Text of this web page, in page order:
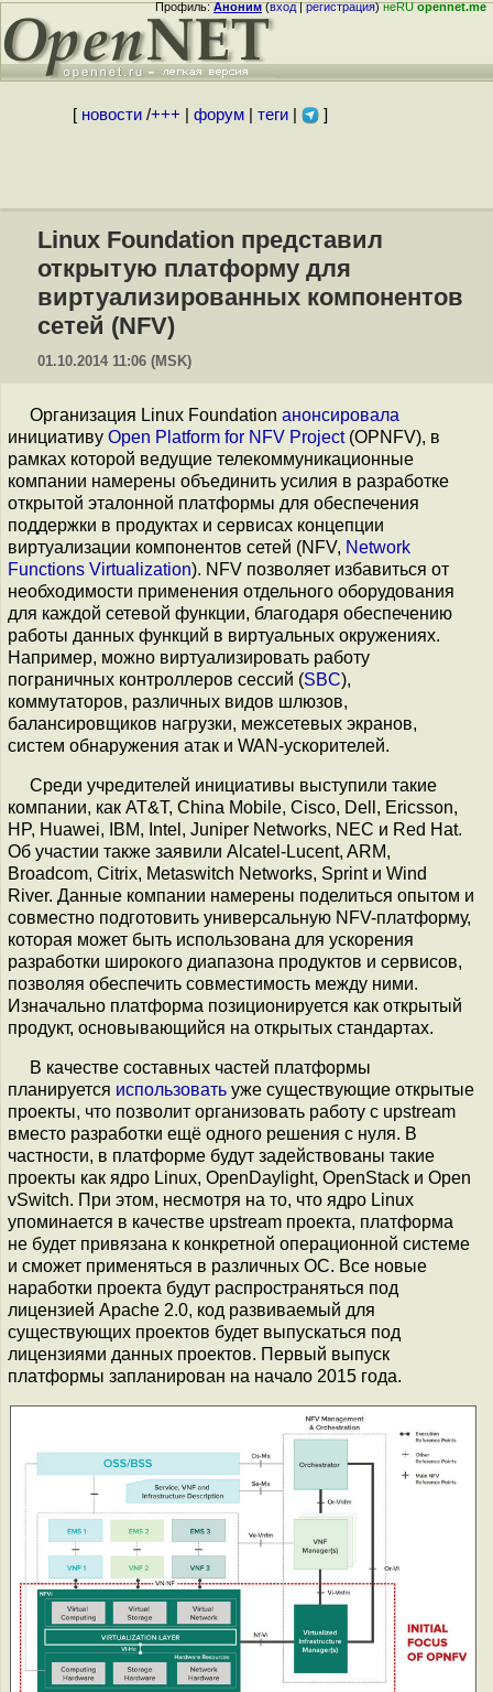
Профиль:Аноним(вход|регистрация)неRUopennet.me
[ новости/+++ форум| теги| ]
Linux Foundation представил
открытую платформу для
виртуализированных компонентов
сетей (NFV)
01.10.2014 11:06 (MSK)
Организация Linux Foundation анонсировала
инициативу Open Platform for NFV Project(OPNFV), в
рамках которой ведущие телекоммуникационные
компании намерены объединить усилия в разработке
открытой эталонной платформы для обеспечения
поддержки в продуктах и сервисах концепции
виртуализации компонентов сетей (NFV, Network
Functions Virtualization). NFV позволяет избавиться от
необходимости применения отдельного оборудования
для каждой сетевой функции, благодаря обеспечению
работы данных функций в виртуальных окружениях.
Например, можно виртуализировать работу
пограничных контроллеров сессий (SBC),
коммутаторов, различных видов шлюзов,
балансировщиков нагрузки, межсетевых экранов,
систем обнаружения атак и WAN-ускорителей.
Среди учредителей инициативы выступили такие
компании, как AT&T, China Mobile, Cisco, Dell, Ericsson,
HP, Huawei, IBM, Intel, Juniper Networks, NEC и Red Hat.
Об участии также заявили Alcatel-Lucent, ARM,
Broadcom, Citrix, Metaswitch Networks, Sprint и Wind
River. Данные компании намерены поделиться опытом и
совместно подготовить универсальную NFV-платформу,
которая может быть использована для ускорения
разработки широкого диапазона продуктов и сервисов,
позволяя обеспечить совместимость между ними.
Изначально платформа позиционируется как открытый
продукт, основывающийся на открытых стандартах.
В качестве составных частей платформы
планируется использовать уже существующие открытые
проекты, что позволит организовать работу с upstream
вместо разработки ещё одного решения с нуля. В
частности, в платформе будут задействованы такие
проекты как ядро Linux, OpenDaylight, OpenStack и Open
vSwitch. При этом, несмотря на то, что ядро Linux
упоминается в качестве upstream проекта, платформа
не будет привязана к конкретной операционной системе
и сможет применяться в различных ОС. Все новые
наработки проекта будут распространяться под
лицензией Apache 2.0, код развиваемый для
существующих проектов будет выпускаться под
лицензиями данных проектов. Первый выпуск
платформы запланирован на начало 2015 года.